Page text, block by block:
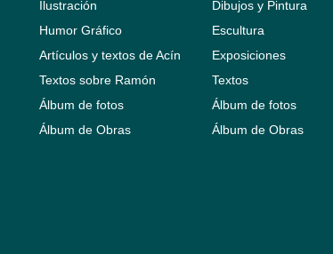
Ilustración
Humor Gráfico
Artículos y textos de Acín
Textos sobre Ramón
Álbum de fotos
Álbum de Obras
Dibujos y Pintura
Escultura
Exposiciones
Textos
Álbum de fotos
Álbum de Obras